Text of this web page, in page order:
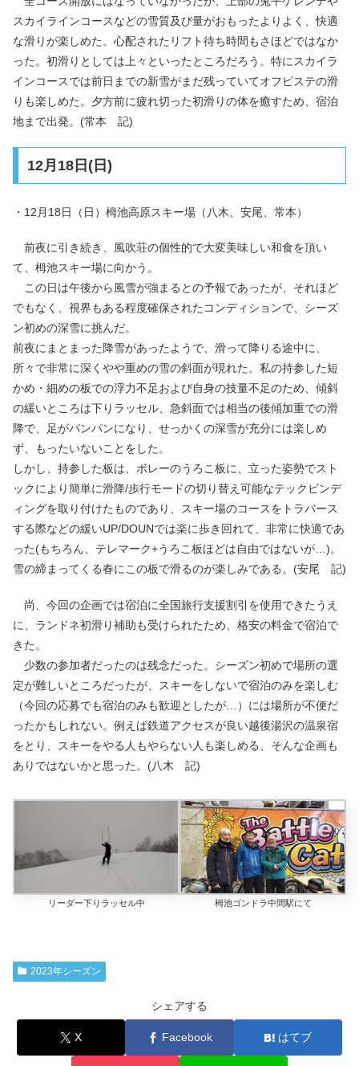
スカイラインコースなどの雪質及び量がおもったよりよく、快適
な滑りが楽しめた。心配されたリフト待ち時間もさほどではなか
った。初滑りとしては上々といったところだろう。特にスカイラ
インコースでは前日までの新雪がまだ残っていてオフピステの滑
りも楽しめた。夕方前に疲れ切った初滑りの体を癒すため、宿泊
地まで出発。(常本 記)
12月18日(日)
・12月18日（日）栂池高原スキー場（八木、安尾、常本）
前夜に引き続き、風吹荘の個性的で大変美味しい和食を頂い
て、栂池スキー場に向かう。
この日は午後から風雪が強まるとの予報であったが、それほど
でもなく、視界もある程度確保されたコンディションで、シーズ
ン初めの深雪に挑んだ。
前夜にまとまった降雪があったようで、滑って降りる途中に、
所々で非常に深くやや重めの雪の斜面が現れた。私の持参した短
かめ・細めの板での浮力不足および自身の技量不足のため、傾斜
の緩いところは下りラッセル、急斜面では相当の後傾加重での滑
降で、足がパンパンになり、せっかくの深雪が充分には楽しめ
ず、もったいないことをした。
しかし、持参した板は、ボレーのうろこ板に、立った姿勢でスト
ックにより簡単に滑降/歩行モードの切り替え可能なテックビンデ
ィングを取り付けたものであり、スキー場のコースをトラバース
する際などの緩いUP/DOUNでは楽に歩き回れて、非常に快適であ
った(もちろん、テレマーク+うろこ板ほどは自由ではないが…)。
雪の締まってくる春にこの板で滑るのが楽しみである。(安尾 記)
尚、今回の企画では宿泊に全国旅行支援割引を使用できたうえ
に、ランドネ初滑り補助も受けられたため、格安の料金で宿泊で
きた。
少数の参加者だったのは残念だった。シーズン初めで場所の選
定が難しいところだったが、スキーをしないで宿泊のみを楽しむ
（今回の応募でも宿泊のみも歓迎としたが…）には場所が不便だ
ったかもしれない。例えば鉄道アクセスが良い越後湯沢の温泉宿
をとり、スキーをやる人もやらない人も楽しめる、そんな企画も
ありではないかと思った。(八木 記)
リーダー下りラッセル中 栂池ゴンドラ中間駅にて
2023年シーズン
シェアする
X Facebook はてブ